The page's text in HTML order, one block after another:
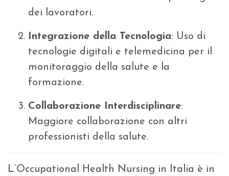
dei lavoratori.
Integrazione della Tecnologia: Uso di
tecnologie digitali e telemedicina per il
monitoraggio della salute e la
formazione.
Collaborazione Interdisciplinare:
Maggiore collaborazione con altri
professionisti della salute.
L’Occupational Health Nursing in Italia è in